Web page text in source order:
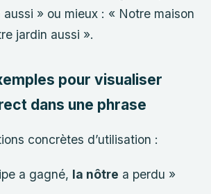
aussi » ou mieux : « Notre maison
jardin aussi ».
pour visualiser
dans une phrase
concrètes d’utilisation :
a gagné, la nôtre a perdu »